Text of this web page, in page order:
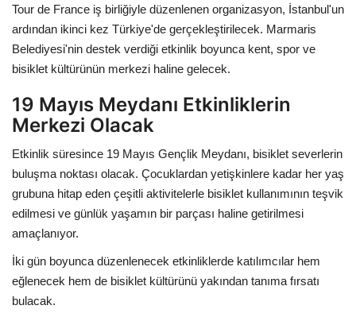
Tour de France iş birliğiyle düzenlenen organizasyon, İstanbul'un
ardından ikinci kez Türkiye'de gerçekleştirilecek. Marmaris
Belediyesi'nin destek verdiği etkinlik boyunca kent, spor ve
bisiklet kültürünün merkezi haline gelecek.
19 Mayıs Meydanı Etkinliklerin
Merkezi Olacak
Etkinlik süresince 19 Mayıs Gençlik Meydanı, bisiklet severlerin
buluşma noktası olacak. Çocuklardan yetişkinlere kadar her yaş
grubuna hitap eden çeşitli aktivitelerle bisiklet kullanımının teşvik
edilmesi ve günlük yaşamın bir parçası haline getirilmesi
amaçlanıyor.
İki gün boyunca düzenlenecek etkinliklerde katılımcılar hem
eğlenecek hem de bisiklet kültürünü yakından tanıma fırsatı
bulacak.